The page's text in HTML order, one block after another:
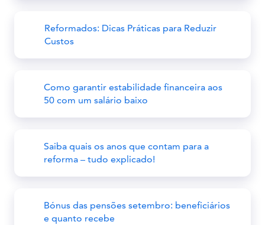
Reformados: Dicas Práticas para Reduzir
Custos
Como garantir estabilidade financeira aos
50 com um salário baixo
Saiba quais os anos que contam para a
reforma – tudo explicado!
Bónus das pensões setembro: beneficiários
e quanto recebe